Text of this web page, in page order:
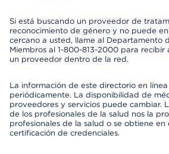
Si está buscando un proveedor de
reconocimiento de género y no puede
cercano a usted, llame al Departamento
Miembros al 1-800-813-2000 para
un proveedor dentro de la red.
La información de este directorio en
periódicamente. La disponibilidad de
proveedores y servicios puede cambiar.
de los profesionales de la salud nos la
profesionales de la salud o se obtiene en
certificación de credenciales.